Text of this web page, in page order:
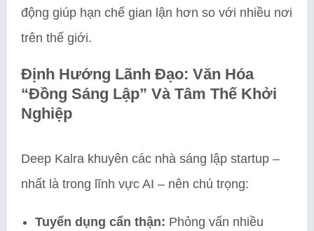
động giúp hạn chế gian lận hơn so với nhiều nơi
trên thế giới.
Định Hướng Lãnh Đạo: Văn Hóa
“Đồng Sáng Lập” Và Tâm Thế Khởi
Nghiệp
Deep Kalra khuyên các nhà sáng lập startup –
nhất là trong lĩnh vực AI – nên chú trọng:
Tuyển dụng cẩn thận: Phỏng vấn nhiều